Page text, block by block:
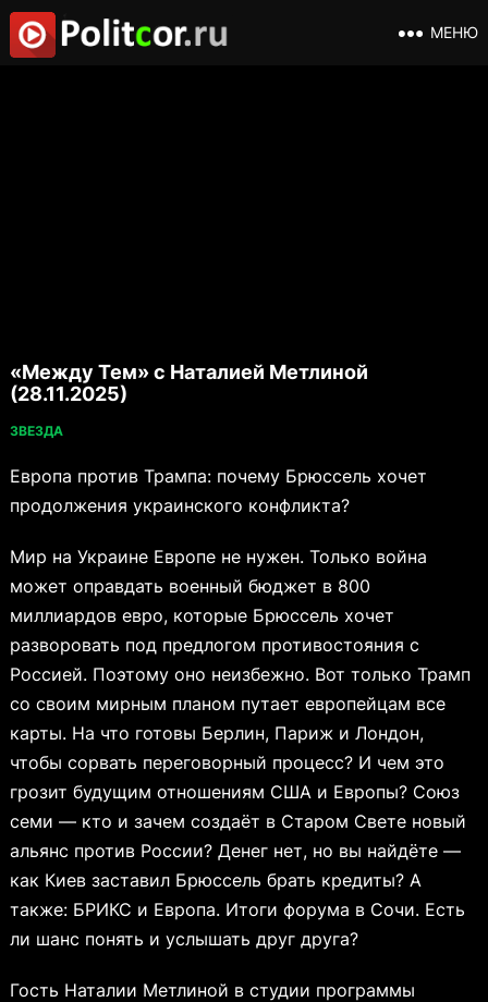
МЕНЮ
«Между Тем» с Наталией Метлиной
(28.11.2025)
ЗВЕЗДА
Европа против Трампа: почему Брюссель хочет
продолжения украинского конфликта?
Мир на Украине Европе не нужен. Только война
может оправдать военный бюджет в 800
миллиардов евро, которые Брюссель хочет
разворовать под предлогом противостояния с
Россией. Поэтому оно неизбежно. Вот только Трамп
со своим мирным планом путает европейцам все
карты. На что готовы Берлин, Париж и Лондон,
чтобы сорвать переговорный процесс? И чем это
грозит будущим отношениям США и Европы? Союз
семи — кто и зачем создаёт в Старом Свете новый
альянс против России? Денег нет, но вы найдёте —
как Киев заставил Брюссель брать кредиты? А
также: БРИКС и Европа. Итоги форума в Сочи. Есть
ли шанс понять и услышать друг друга?
Гость Наталии Метлиной в студии программы